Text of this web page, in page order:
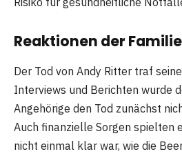
Reaktionen der Familie
Der Tod von Andy Ritter traf
Interviews und Berichten wurde
Angehörige den Tod zunächst
Auch finanzielle Sorgen spielten
nicht einmal klar war, wie die